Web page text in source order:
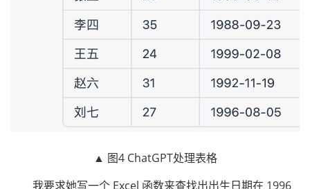
▲ 图4 ChatGPT处理表格
我要求她写一个 Excel 函数来查找出出生日期在 1996